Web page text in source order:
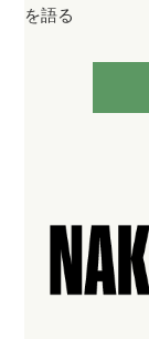
を語る